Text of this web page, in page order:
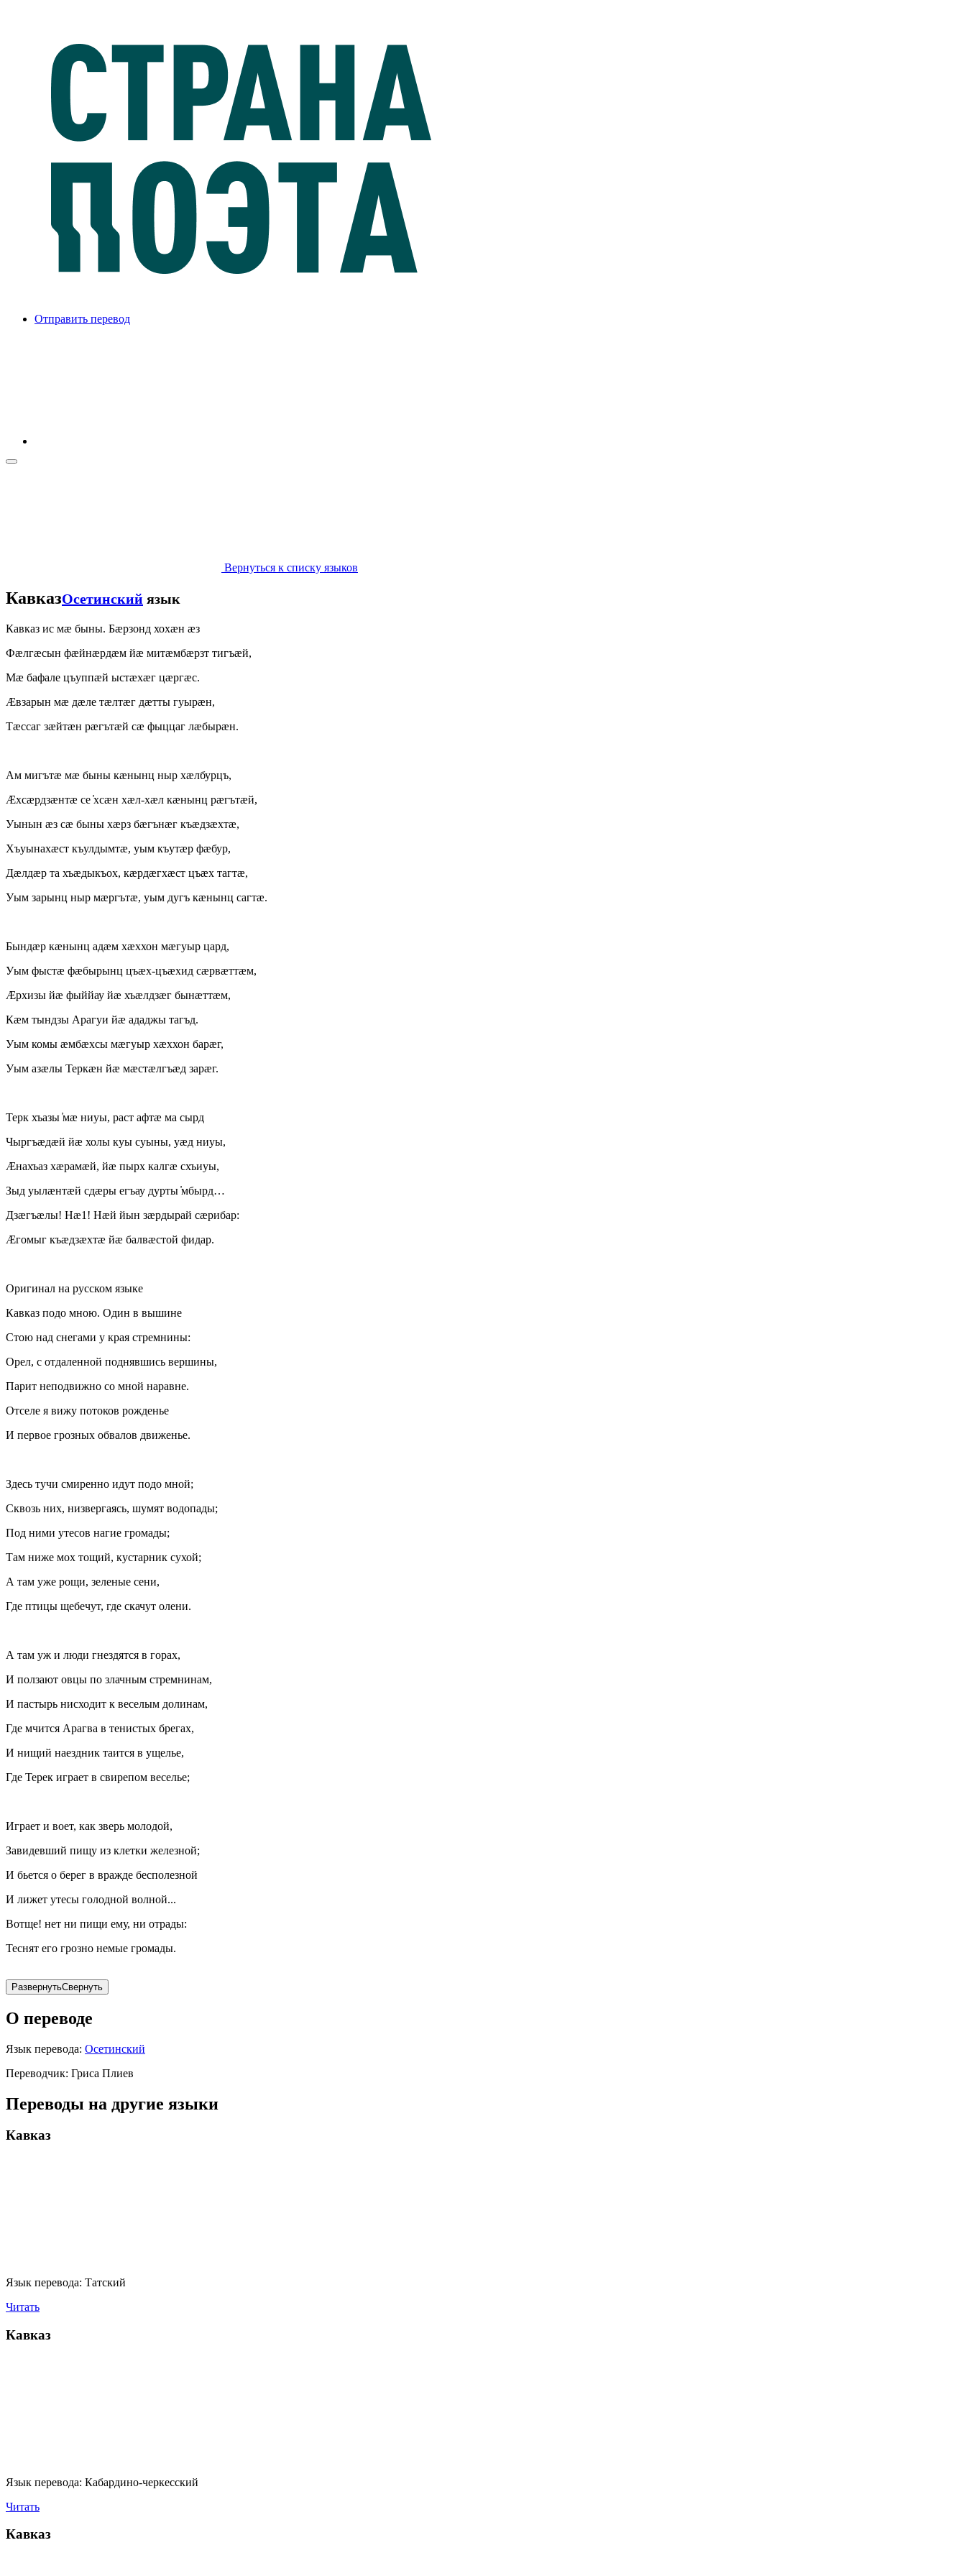
Отправить перевод
Вернуться к списку языков
КавказОсетинский язык
Кавказ ис мæ быны. Бæрзонд хохæн æз
Фæлгæсын фæйнæрдæм йæ митæмбæрзт тигъæй,
Мæ бафале цъуппæй ыстæхæг цæргæс.
Æвзарын мæ дæле тæлтæг дæтты гуырæн,
Тæссаг зæйтæн рæгътæй сæ фыццаг лæбырæн.
Ам мигътæ мæ быны кæнынц ныр хæлбурцъ,
Æхсæрдзæнтæ се ̓хсæн хæл-хæл кæнынц рæгътæй,
Уынын æз сæ быны хæрз бæгънæг къæдзæхтæ,
Хъуынахæст къулдымтæ, уым къутæр фæбур,
Дæлдæр та хъæдыкъох, кæрдæгхæст цъæх тагтæ,
Уым зарынц ныр мæргътæ, уым дугъ кæнынц сагтæ.
Бындæр кæнынц адæм хæххон мæгуыр цард,
Уым фыстæ фæбырынц цъæх-цъæхид сæрвæттæм,
Æрхизы йæ фыййау йæ хъæлдзæг бынæттæм,
Кæм тындзы Арагуи йæ ададжы тагъд.
Уым комы æмбæхсы мæгуыр хæххон барæг,
Уым азæлы Теркæн йæ мæстæлгъæд зарæг.
Терк хъазы ̓мæ ниуы, раст афтæ ма сырд
Чыргъæдæй йæ холы куы суыны, уæд ниуы,
Æнахъаз хæрамæй, йæ пырх калгæ схъиуы,
Зыд уылæнтæй сдæры егъау дурты ̓мбырд…
Дзæгъæлы! Нæ1! Нæй йын зæрдырай сæрибар:
Æгомыг къæдзæхтæ йæ балвæстой фидар.
Оригинал на русском языке
Кавказ подо мною. Один в вышине
Стою над снегами у края стремнины:
Орел, с отдаленной поднявшись вершины,
Парит неподвижно со мной наравне.
Отселе я вижу потоков рожденье
И первое грозных обвалов движенье.
Здесь тучи смиренно идут подо мной;
Сквозь них, низвергаясь, шумят водопады;
Под ними утесов нагие громады;
Там ниже мох тощий, кустарник сухой;
А там уже рощи, зеленые сени,
Где птицы щебечут, где скачут олени.
А там уж и люди гнездятся в горах,
И ползают овцы по злачным стремнинам,
И пастырь нисходит к веселым долинам,
Где мчится Арагва в тенистых брегах,
И нищий наездник таится в ущелье,
Где Терек играет в свирепом веселье;
Играет и воет, как зверь молодой,
Завидевший пищу из клетки железной;
И бьется о берег в вражде бесполезной
И лижет утесы голодной волной...
Вотще! нет ни пищи ему, ни отрады:
Теснят его грозно немые громады.
РазвернутьСвернуть
О переводе
Язык перевода: Осетинский
Переводчик: Гриса Плиев
Переводы на другие языки
Кавказ
Язык перевода: Татский
Читать
Кавказ
Язык перевода: Кабардино-черкесский
Читать
Кавказ